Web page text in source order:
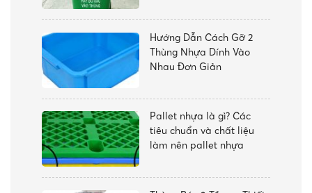
Hướng Dẫn Cách Gỡ 2
Thùng Nhựa Dính Vào
Nhau Đơn Giản
Pallet nhựa là gì? Các
tiêu chuẩn và chất liệu
làm nên pallet nhựa